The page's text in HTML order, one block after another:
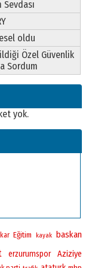
oldu
Özel Güvenlik
Sordum
yok.
kar Eğitim kayak baskan
erzurumspor Aziziye